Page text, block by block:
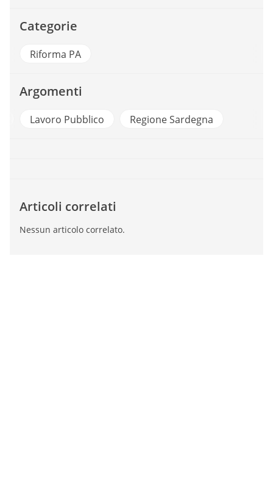
Categorie
Riforma PA
Argomenti
Lavoro Pubblico Regione Sardegna
Articoli correlati
Nessun articolo correlato.